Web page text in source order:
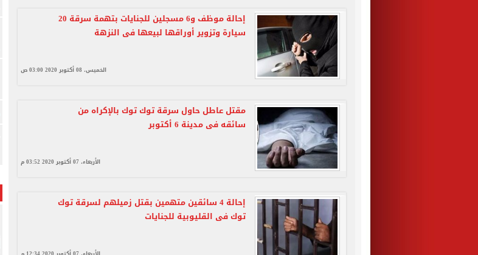
إحالة موظف و6 مسجلين للجنايات بتهمة سرقة 20
سيارة وتزوير أوراقها لبيعها فى النزهة
الخميس، 08 أكتوبر 2020 03:00 ص
مقتل عاطل حاول سرقة توك توك بالإكراه من
سائقه فى مدينة 6 أكتوبر
الأربعاء، 07 أكتوبر 2020 03:52 م
إحالة 4 سائقين متهمين بقتل زميلهم لسرقة توك
توك فى القليوبية للجنايات